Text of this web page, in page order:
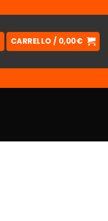
CARRELLO / 0,00€